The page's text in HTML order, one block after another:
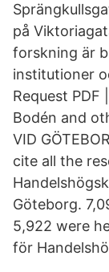
på
forskning är
institutioner
Request PDF
Bodén and
VID
cite all the
Göteborg.
5,922 were
för